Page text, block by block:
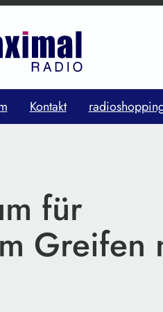
Kontakt
für
Greifen